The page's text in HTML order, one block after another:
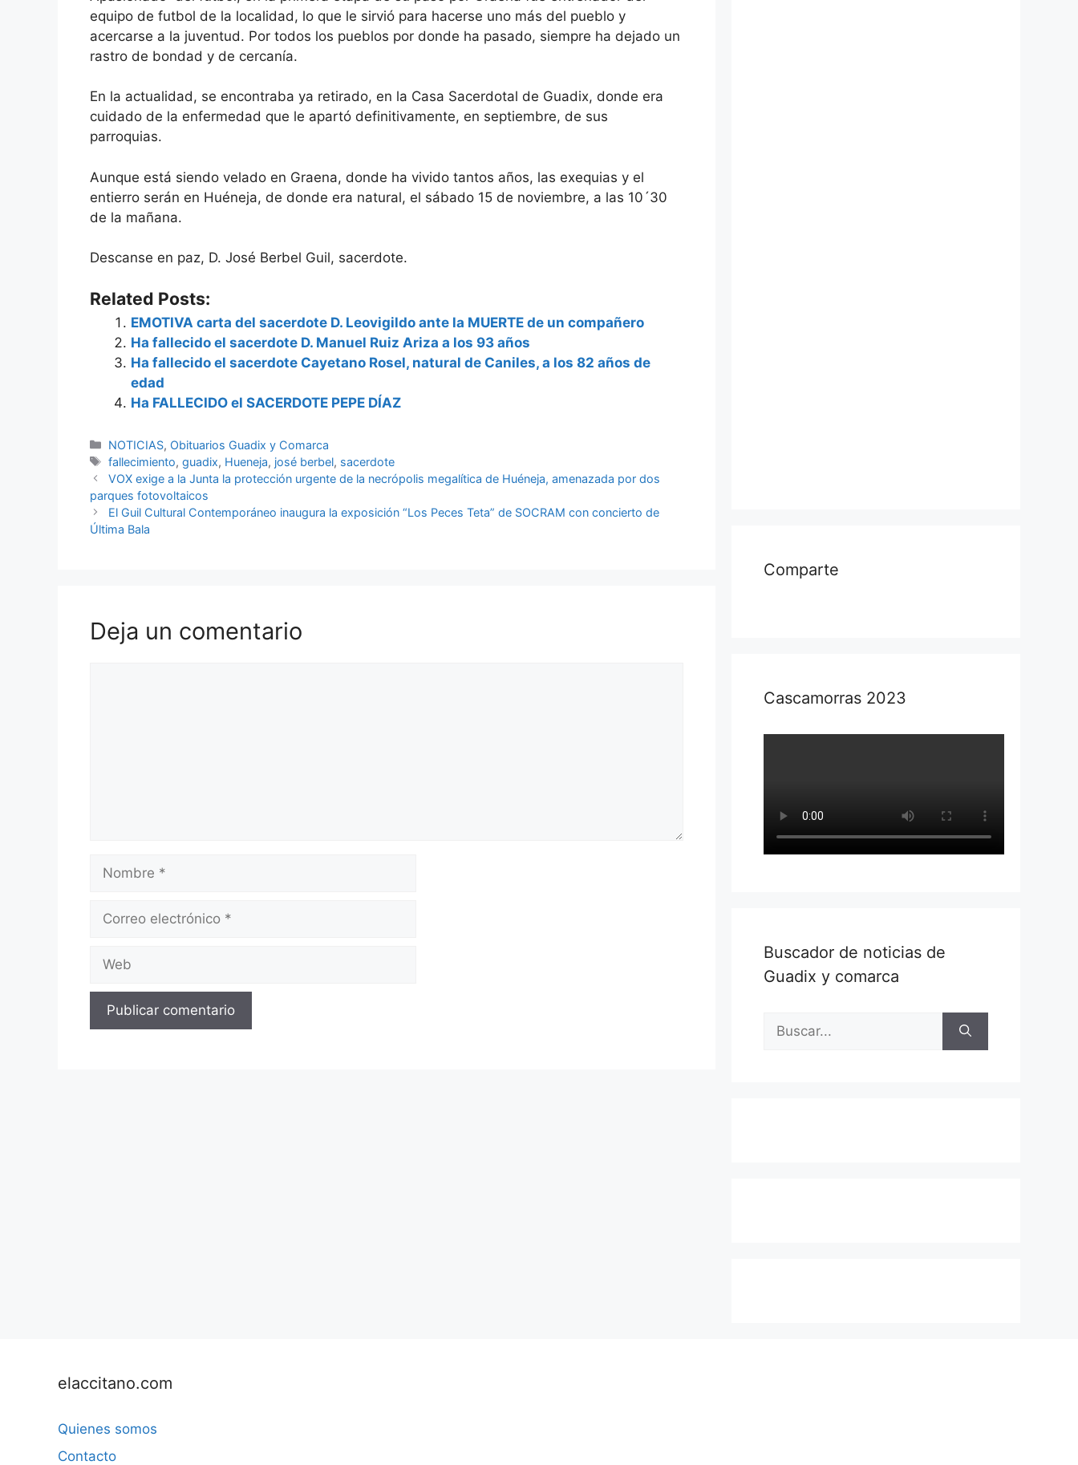
equipo de futbol de la localidad, lo que le sirvió para hacerse uno más del pueblo y
acercarse a la juventud. Por todos los pueblos por donde ha pasado, siempre ha dejado un
rastro de bondad y de cercanía.
En la actualidad, se encontraba ya retirado, en la Casa Sacerdotal de Guadix, donde era
cuidado de la enfermedad que le apartó definitivamente, en septiembre, de sus
parroquias.
Aunque está siendo velado en Graena, donde ha vivido tantos años, las exequias y el
entierro serán en Huéneja, de donde era natural, el sábado 15 de noviembre, a las 10´30
de la mañana.
Descanse en paz, D. José Berbel Guil, sacerdote.
Related Posts:
EMOTIVA carta del sacerdote D. Leovigildo ante la MUERTE de un compañero
Ha fallecido el sacerdote D. Manuel Ruiz Ariza a los 93 años
Ha fallecido el sacerdote Cayetano Rosel, natural de Caniles, a los 82 años de
edad
Ha FALLECIDO el SACERDOTE PEPE DÍAZ
Categorías
NOTICIAS, Obituarios Guadix y Comarca
Etiquetas
fallecimiento,guadix, Hueneja, josé berbel, sacerdote
VOX exige a la Junta la protección urgente de la necrópolis megalítica de Huéneja, amenazada por dos
parques fotovoltaicos
El Guil Cultural Contemporáneo inaugura la exposición “Los Peces Teta” de SOCRAM con concierto de
Última Bala
Deja un comentario
electrónico
Comparte
Cascamorras 2023
Buscador de noticias de
Guadix y comarca
Buscar:
elaccitano.com
Quienes somos
Contacto